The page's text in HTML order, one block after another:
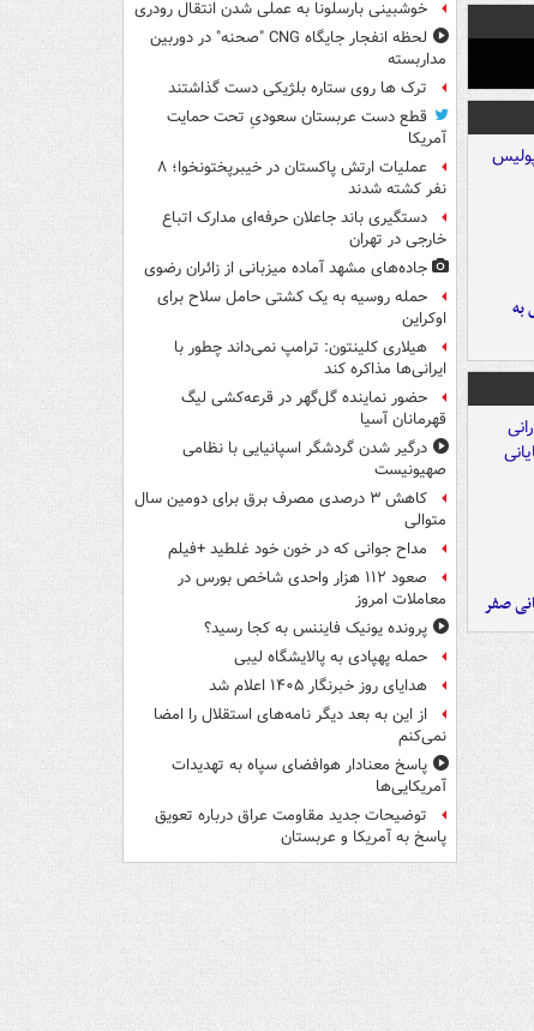
به
صفر
خوشبینی بارسلونا به عملی شدن انتقال رودری
لحظه انفجار جایگاه CNG "صحنه" در دوربین
مداربسته
ترک ها روی ستاره بلژیکی دست گذاشتند
قطع دست عربستان سعودیِ تحت حمایت
آمریکا
عملیات ارتش پاکستان در خیبرپختونخوا؛ ۸
نفر کشته شدند
دستگیری باند جاعلان حرفه‌ای مدارک اتباع
خارجی در تهران
جاده‌های مشهد آماده میزبانی از زائران رضوی
حمله روسیه به یک کشتی حامل سلاح برای
اوکراین
هیلاری کلینتون: ترامپ نمی‌داند چطور با
ایرانی‌ها مذاکره کند
حضور نماینده گل‌گهر در قرعه‌کشی لیگ
قهرمانان آسیا
درگیر شدن گردشگر اسپانیایی با نظامی
صهیونیست
کاهش ۳ درصدی مصرف برق برای دومین سال
متوالی
مداح جوانی که در خون خود غلطید +فیلم
صعود ۱۱۲ هزار واحدی شاخص بورس در
معاملات امروز
پرونده یونیک فایننس به کجا رسید؟
حمله پهپادی به پالایشگاه لیبی
هدایای روز خبرنگار ۱۴۰۵ اعلام شد
از این به بعد دیگر نامه‌های استقلال را امضا
نمی‌کنم
پاسخ معنادار هوافضای سپاه به تهدیدات
آمریکایی‌ها
توضیحات جدید مقاومت عراق درباره تعویق
پاسخ به آمریکا و عربستان